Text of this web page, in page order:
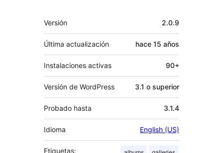
Meta
Versión 2.0.9
Última actualización hace 15 años
Instalaciones activas 90+
Versión de WordPress 3.1 o superior
Probado hasta 3.1.4
Idioma English (US)
Etiquetas: